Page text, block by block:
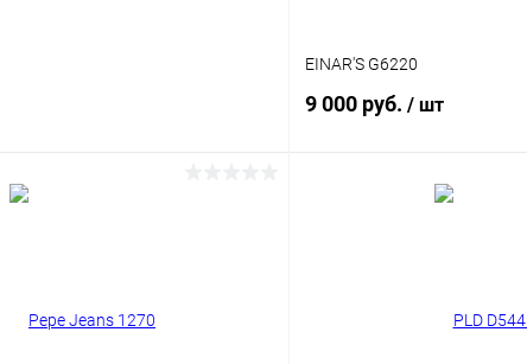
EINAR'S G6220
9 000 руб. / шт